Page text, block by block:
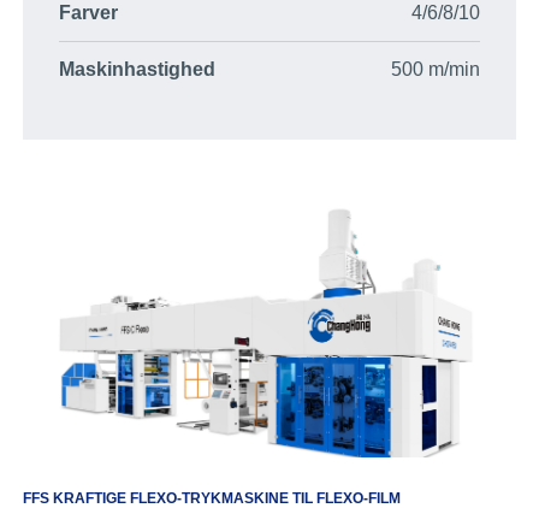
Farver 4/6/8/10
Maskinhastighed 500 m/min
FFS KRAFTIGE FLEXO-TRYKMASKINE TIL FLEXO-FILM